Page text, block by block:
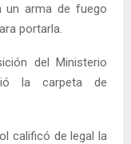
un arma de fuego
portarla.
del Ministerio
la carpeta de
calificó de legal la